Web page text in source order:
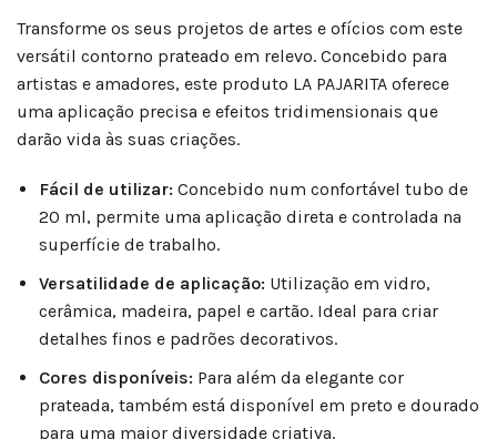
Transforme os seus projetos de artes e ofícios com este
versátil contorno prateado em relevo. Concebido para
artistas e amadores, este produto LA PAJARITA oferece
uma aplicação precisa e efeitos tridimensionais que
darão vida às suas criações.
Fácil de utilizar: Concebido num confortável tubo de
20 ml, permite uma aplicação direta e controlada na
superfície de trabalho.
Versatilidade de aplicação: Utilização em vidro,
cerâmica, madeira, papel e cartão. Ideal para criar
detalhes finos e padrões decorativos.
Cores disponíveis: Para além da elegante cor
prateada, também está disponível em preto e dourado
para uma maior diversidade criativa.